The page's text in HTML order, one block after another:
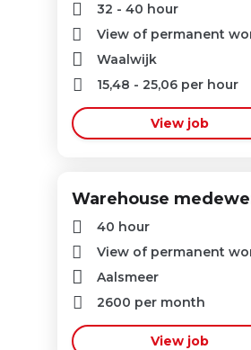
32 - 40 hour
View of permanent
Waalwijk
15,48 - 25,06 per hour
View job
Warehouse
40 hour
View of permanent
Aalsmeer
2600 per month
View job